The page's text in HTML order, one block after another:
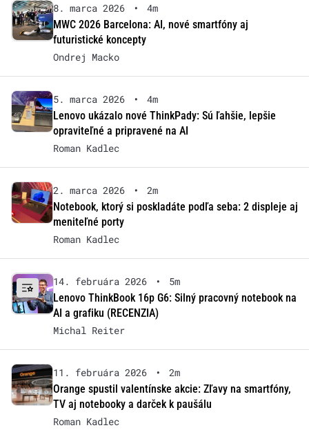
8. marca 2026 •
4m
MWC 2026 Barcelona: AI, nové smartfóny aj
futuristické koncepty
Ondrej Macko
5. marca 2026 •
4m
Lenovo ukázalo nové ThinkPady: Sú ľahšie, lepšie
opraviteľné a pripravené na AI
Roman Kadlec
2. marca 2026 •
2m
Notebook, ktorý si poskladáte podľa seba: 2 displeje aj
meniteľné porty
Roman Kadlec
14. februára 2026 •
5m
Lenovo ThinkBook 16p G6: Silný pracovný notebook na
AI a grafiku (RECENZIA)
Michal Reiter
11. februára 2026 •
2m
Orange spustil valentínske akcie: Zľavy na smartfóny,
TV aj notebooky a darček k paušálu
Roman Kadlec